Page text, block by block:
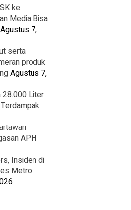
ke
Media Bisa
Agustus 7,
serta
produk
Agustus 7,
28.000 Liter
APH
Insiden di
Metro